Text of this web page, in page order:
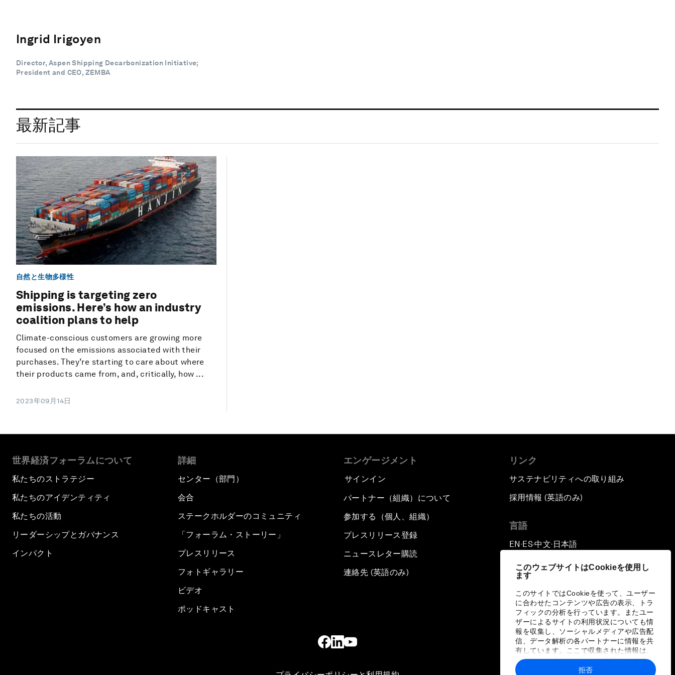
このウェブサイトはCookieを使用し
ます
このサイトではCookieを使って、ユーザー
に合わせたコンテンツや広告の表示、トラ
フィックの分析を行っています。またユー
ザーによるサイトの利用状況についても情
報を収集し、ソーシャルメディアや広告配
信、データ解析の各パートナーに情報を共
有しています。ここで収集された情報は、
ユーザーが各パートナーに提供した他の情
報や各パートナーのサービスを使用した際
拒否
Ingrid Irigoyen
Director, Aspen Shipping Decarbonization Initiative;
President and CEO, ZEMBA
最新記事
自然と生物多様性
Shipping is targeting zero
emissions. Here’s how an industry
coalition plans to help
Climate-conscious customers are growing more
focused on the emissions associated with their
purchases. They’re starting to care about where
their products came from, and, critically, how ...
2023年09月14日
世界経済フォーラムについて
私たちのストラテジー
私たちのアイデンティティ
私たちの活動
リーダーシップとガバナンス
インパクト
詳細
センター（部門）
会合
ステークホルダーのコミュニティ
「フォーラム・ストーリー」
プレスリリース
フォトギャラリー
ビデオ
ポッドキャスト
エンゲージメント
サインイン
パートナー（組織）について
参加する（個人、組織）
プレスリリース登録
ニュースレター購読
連絡先 (英語のみ)
リンク
サステナビリティへの取り組み
採用情報 (英語のみ)
言語
EN ▪ ES▪中文▪ 日本語